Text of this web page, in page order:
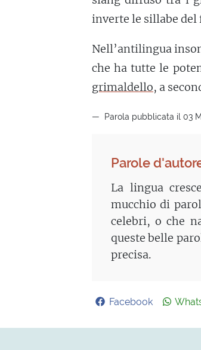
inverte le sillabe
Nell’antilingua
che ha tutte le
grimaldello, a
Parola pubblicata il 03
Parole
La lingua
mucchio di
celebri, o che
queste belle
precisa.
Facebook